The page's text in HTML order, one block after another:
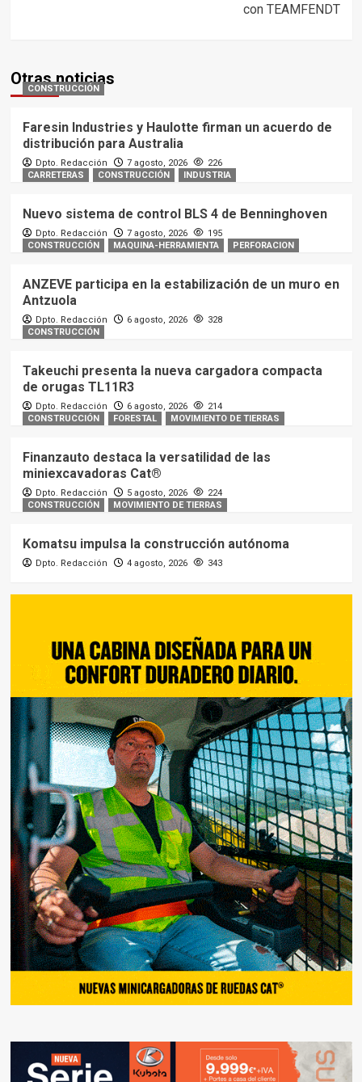
con TEAMFENDT
Otras noticias
CONSTRUCCIÓN
Faresin Industries y Haulotte firman un acuerdo de
distribución para Australia
Dpto. Redacción 7 agosto, 2026
226
CARRETERAS
CONSTRUCCIÓN INDUSTRIA
Nuevo sistema de control BLS 4 de Benninghoven
Dpto. Redacción 7 agosto, 2026
195
CONSTRUCCIÓN
MAQUINA-HERRAMIENTA PERFORACION
ANZEVE participa en la estabilización de un muro en
Antzuola
Dpto. Redacción 6 agosto, 2026
328
CONSTRUCCIÓN
Takeuchi presenta la nueva cargadora compacta
de orugas TL11R3
Dpto. Redacción 6 agosto, 2026
214
CONSTRUCCIÓN
FORESTAL MOVIMIENTO DE TIERRAS
Finanzauto destaca la versatilidad de las
miniexcavadoras Cat®
Dpto. Redacción 5 agosto, 2026
224
CONSTRUCCIÓN
MOVIMIENTO DE TIERRAS
Komatsu impulsa la construcción autónoma
Dpto. Redacción 4 agosto, 2026 343